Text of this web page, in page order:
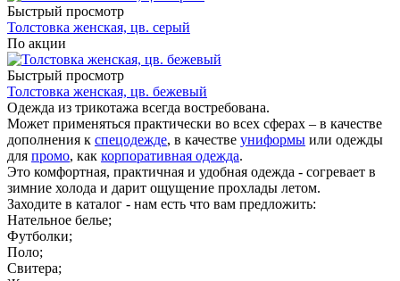
Быстрый просмотр
Толстовка женская, цв. серый
По акции
Быстрый просмотр
Толстовка женская, цв. бежевый
Одежда из трикотажа всегда востребована.
Может применяться практически во всех сферах – в качестве
дополнения к спецодежде, в качестве униформы или одежды
для промо, как корпоративная одежда.
Это комфортная, практичная и удобная одежда - согревает в
зимние холода и дарит ощущение прохлады летом.
Заходите в каталог - нам есть что вам предложить:
Нательное белье;
Футболки;
Поло;
Свитера;